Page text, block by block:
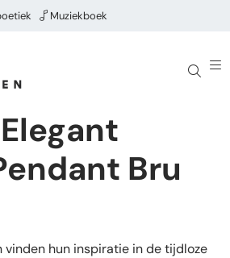
Muziekboek
Bru
vinden hun inspiratie in de tijdloze